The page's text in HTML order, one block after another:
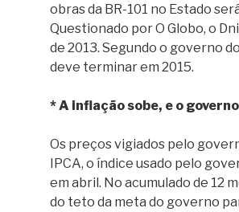
obras da BR-101 no Estado
Questionado por O Globo, o
de 2013. Segundo o governo
deve terminar em 2015.
* A inflação sobe, e o
Os preços vigiados pelo
IPCA, o índice usado pelo
em abril. No acumulado de 12
do teto da meta do governo